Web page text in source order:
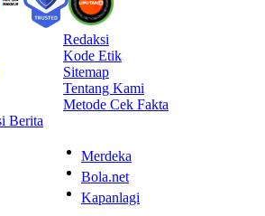
Redaksi
Kode Etik
Sitemap
Tentang Kami
Metode Cek Fakta
Berita
Merdeka
Bola.net
Kapanlagi